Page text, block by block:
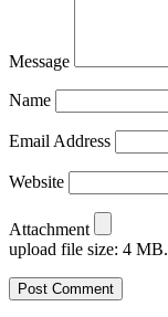
Message
Name
Email Address
Website
Attachment
upload file size: 4 MB.